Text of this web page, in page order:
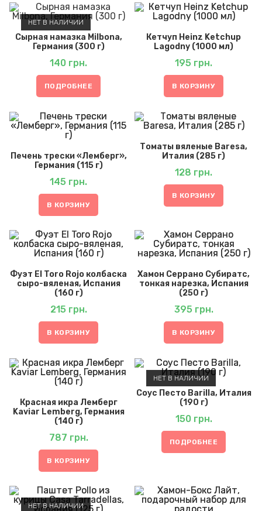
НЕТ В НАЛИЧИИ
Сырная намазка Milbona,
Германия (300 г)
140 грн.
ПОДРОБНЕЕ
Кетчуп Heinz Ketchup
Lagodny (1000 мл)
195 грн.
В КОРЗИНУ
Печень трески «Лемберг»,
Германия (115 г)
145 грн.
В КОРЗИНУ
Томаты вяленые Baresa,
Италия (285 г)
128 грн.
В КОРЗИНУ
Фуэт El Toro Rojo колбаска
сыро-вяленая, Испания
(160 г)
215 грн.
В КОРЗИНУ
Хамон Серрано Субиратс,
тонкая нарезка, Испания
(250 г)
395 грн.
В КОРЗИНУ
Красная икра Лемберг
Kaviar Lemberg, Германия
(140 г)
787 грн.
В КОРЗИНУ
НЕТ В НАЛИЧИИ
Соус Песто Barilla, Италия
(190 г)
150 грн.
ПОДРОБНЕЕ
НЕТ В НАЛИЧИИ